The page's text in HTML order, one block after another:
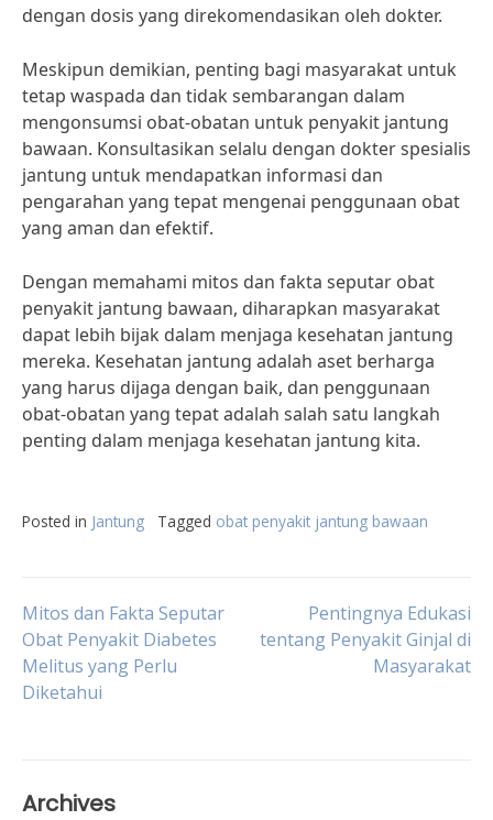
dengan dosis yang direkomendasikan oleh dokter.
Meskipun demikian, penting bagi masyarakat untuk
tetap waspada dan tidak sembarangan dalam
mengonsumsi obat-obatan untuk penyakit jantung
bawaan. Konsultasikan selalu dengan dokter spesialis
jantung untuk mendapatkan informasi dan
pengarahan yang tepat mengenai penggunaan obat
yang aman dan efektif.
Dengan memahami mitos dan fakta seputar obat
penyakit jantung bawaan, diharapkan masyarakat
dapat lebih bijak dalam menjaga kesehatan jantung
mereka. Kesehatan jantung adalah aset berharga
yang harus dijaga dengan baik, dan penggunaan
obat-obatan yang tepat adalah salah satu langkah
penting dalam menjaga kesehatan jantung kita.
Posted in Jantung Tagged obat penyakit jantung bawaan
Post
navigation
Mitos dan Fakta Seputar
Obat Penyakit Diabetes
Melitus yang Perlu
Diketahui
Pentingnya Edukasi
tentang Penyakit Ginjal di
Masyarakat
Archives